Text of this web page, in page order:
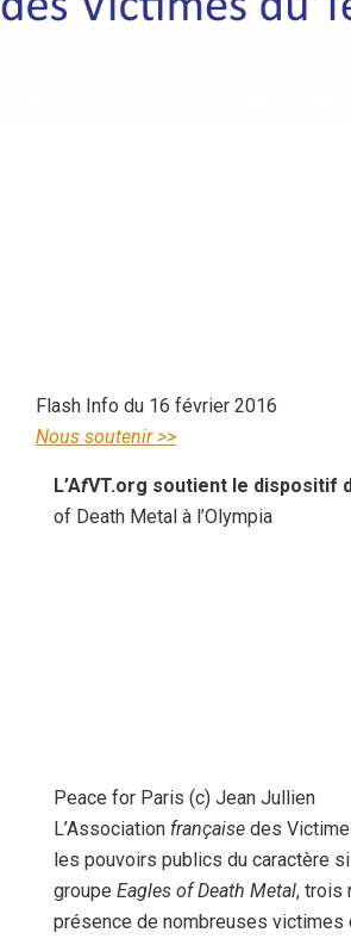
Flash Info du 16 février 2016
Nous soutenir >>
L’AfVT.org soutient le dispositif
of Death Metal à l’Olympia
Peace for Paris (c) Jean Jullien
L’Association française des
les pouvoirs publics du caractère
groupe Eagles of Death Metal, trois
présence de nombreuses victimes